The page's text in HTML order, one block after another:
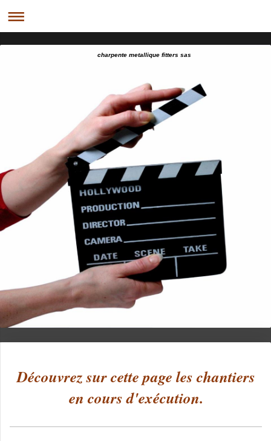
charpente metallique fitters sas
Découvrez sur cette page les chantiers
en cours d'exécution.